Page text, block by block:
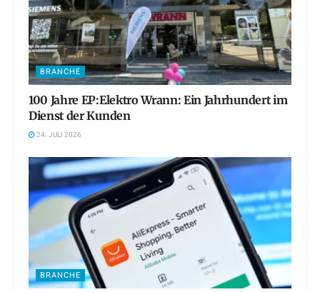
BRANCHE
100 Jahre EP:Elektro Wrann: Ein Jahrhundert im
Dienst der Kunden
24. JULI 2026
BRANCHE